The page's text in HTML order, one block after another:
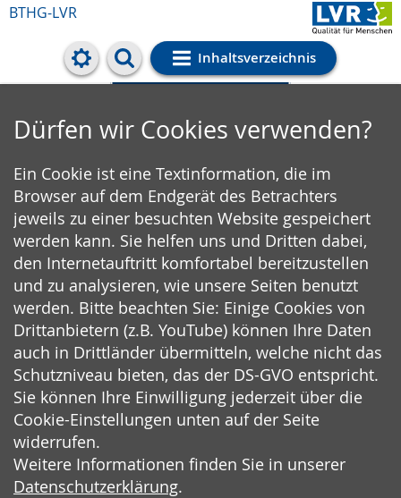
BTHG-LVR
Inhaltsverzeichnis
Cookie-Einstellungen
Dürfen wir Cookies verwenden?
Ein Cookie ist eine Textinformation, die im
Browser auf dem Endgerät des Betrachters
jeweils zu einer besuchten Website gespeichert
werden kann. Sie helfen uns und Dritten dabei,
den Internetauftritt komfortabel bereitzustellen
und zu analysieren, wie unsere Seiten benutzt
werden. Bitte beachten Sie: Einige Cookies von
Drittanbietern (z.B. YouTube) können Ihre Daten
auch in Drittländer übermitteln, welche nicht das
Schutzniveau bieten, das der DS-GVO entspricht.
Sie können Ihre Einwilligung jederzeit über die
Cookie-Einstellungen unten auf der Seite
widerrufen.
Weitere Informationen finden Sie in unserer
Datenschutzerklärung.